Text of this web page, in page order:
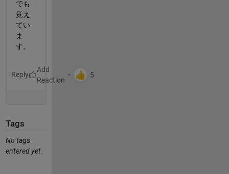
でも
覚え
てい
ま
す。
Reply
Tags
No tags
entered yet.